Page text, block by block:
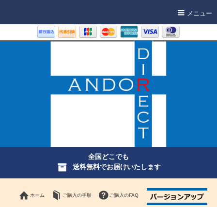
メニュー
全国どこでも
送料無料でお届けいたします
ホーム ご購入の手順 ご購入のFAQ